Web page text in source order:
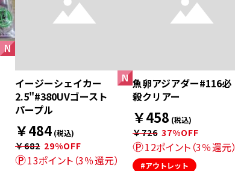
イージーシェイカー
2.5"#380UVゴースト
パープル
￥484 (税込)
￥682 29%OFF
13ポイント（3％還元）
魚卵アジアダー#116必
殺クリアー
￥458 (税込)
￥726 37%OFF
12ポイント（3％還元）
#アウトレット